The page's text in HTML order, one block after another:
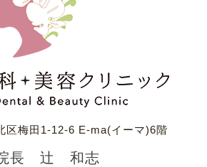
区梅田1-12-6 E-ma(イーマ)6階
長 辻 和志